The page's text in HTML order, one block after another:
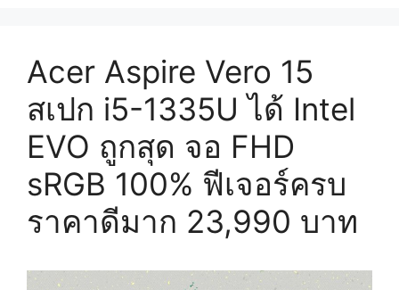
Acer Aspire Vero 15
สเปก i5-1335U ได้ Intel
EVO ถูกสุด จอ FHD
sRGB 100% ฟีเจอร์ครบ
ราคาดีมาก 23,990 บาท